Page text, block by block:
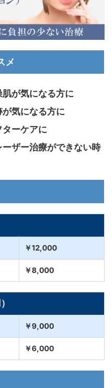
メ
が気になる方に
気になる方に
ーケアに
ザー治療ができない時
￥12,000
￥8,000
￥9,000
￥6,000